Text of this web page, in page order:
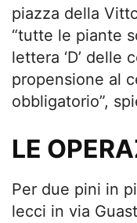
piazza della
“tutte le piante
lettera ‘D’ delle
propensione al
obbligatorio”,
LE
Per due pini in
lecci in via